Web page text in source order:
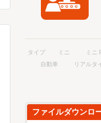
タイプ ミニ ミニ
自動車
リアルタ
ファイルダウンロ